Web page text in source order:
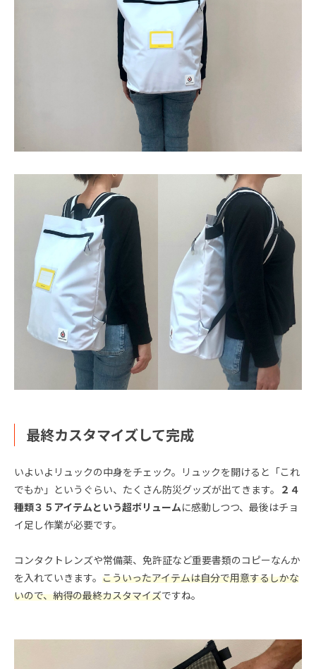
最終カスタマイズして完成
いよいよリュックの中身をチェック。リュックを開けると「これ
でもか」というぐらい、たくさん防災グッズが出てきます。 ２４
種類３５アイテムという超ボリュームに感動しつつ、最後はチョ
イ足し作業が必要です。
コンタクトレンズや常備薬、免許証など重要書類のコピーなんか
を入れていきます。 こういったアイテムは自分で用意するしかな
いので、納得の最終カスタマイズですね。